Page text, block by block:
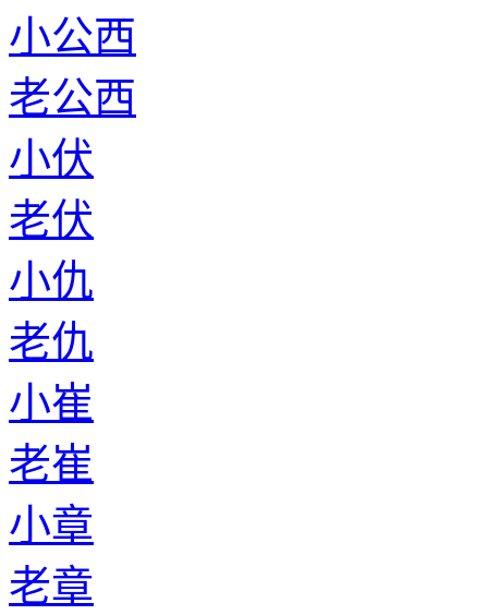
小公西
老公西
小伏
老伏
小仇
老仇
小崔
老崔
小章
老章